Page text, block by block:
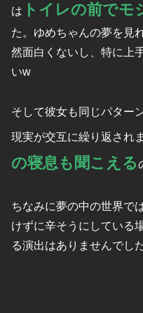
は トイレの前で
た。ゆめちゃんの夢を見
然面白くないし、特に上
いw
そして彼女も同じパター
現実が交互に繰り返され
の寝息も聞こえる
ちなみに夢の中の世界で
けずに辛そうにしている
る演出はありませんでし